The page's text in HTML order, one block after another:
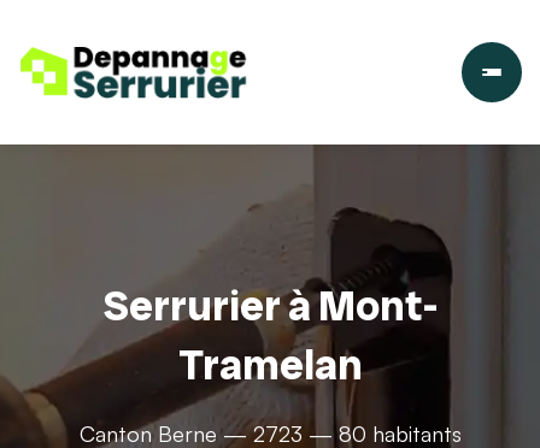
Serrurier à Mont-
Tramelan
Canton Berne — 2723 — 80 habitants